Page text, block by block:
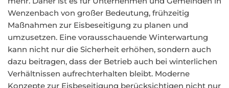
Wenzenbach von großer Bedeutung, frühzeitig
Maßnahmen zur Eisbeseitigung zu planen und
umzusetzen. Eine vorausschauende Winterwartung
kann nicht nur die Sicherheit erhöhen, sondern auch
dazu beitragen, dass der Betrieb auch bei winterlichen
Verhältnissen aufrechterhalten bleibt. Moderne
Konzepte zur Eisbeseitigung berücksichtigen nicht nur